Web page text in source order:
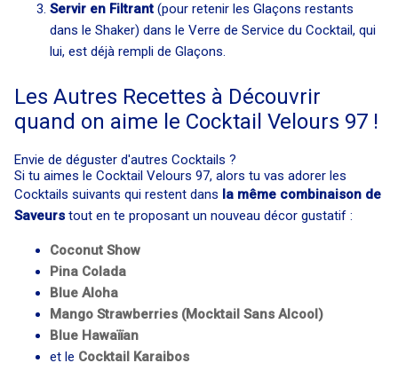
Servir en Filtrant (pour retenir les Glaçons restants
dans le Shaker) dans le Verre de Service du Cocktail, qui
lui, est déjà rempli de Glaçons.
Les Autres Recettes à Découvrir
quand on aime le Cocktail Velours 97 !
Envie de déguster d'autres Cocktails ?
Si tu aimes le Cocktail Velours 97, alors tu vas adorer les
Cocktails suivants qui restent dans la même combinaison de
Saveurs tout en te proposant un nouveau décor gustatif :
Coconut Show
Pina Colada
Blue Aloha
Mango Strawberries (Mocktail Sans Alcool)
Blue Hawaïïan
et le Cocktail Karaibos